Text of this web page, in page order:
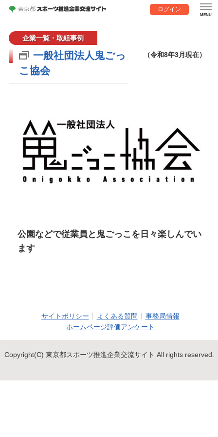
ログイン
企業一覧・取組事例
一般社団法人鬼ごっ
こ協会
（令和8年3月現在）
公園などで従業員と鬼ごっこを日々楽しんでい
ます
サイトポリシー よくある質問
事務局情報
ホームページ評価アンケート
Copyright(C) 東京都スポーツ推進企業交流サイト All rights reserved.